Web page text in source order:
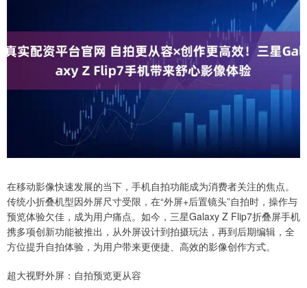
在移动影像快速发展的当下，手机自拍功能成为消费者关注的焦点。
传统小折叠机型因外屏尺寸受限，在“外屏+后置镜头”自拍时，操作与
预览体验欠佳，成为用户痛点。如今，三星Galaxy Z Flip7折叠屏手机
携多项创新功能被推出，从外屏设计到拍摄玩法，再到后期编辑，全
方位提升自拍体验，为用户带来更便捷、高效的影像创作方式。
超大视野外屏：自拍预览更从容